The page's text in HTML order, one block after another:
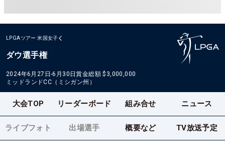
LPGAツアー 米国女子
ダウ選手権
2024年6月27日-6月30日賞金総額 $3,000,000
ミッドランドCC（ミシガン州）
大会TOP リーダーボード 組み合せ ニュース
ライブフォト 出場選手 概要など TV放送予定